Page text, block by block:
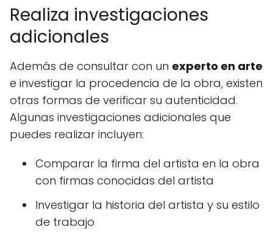
Realiza investigaciones
adicionales
Además de consultar con un experto en arte
e investigar la procedencia de la obra, existen
otras formas de verificar su autenticidad.
Algunas investigaciones adicionales que
puedes realizar incluyen:
Comparar la firma del artista en la obra
con firmas conocidas del artista
Investigar la historia del artista y su estilo
de trabajo